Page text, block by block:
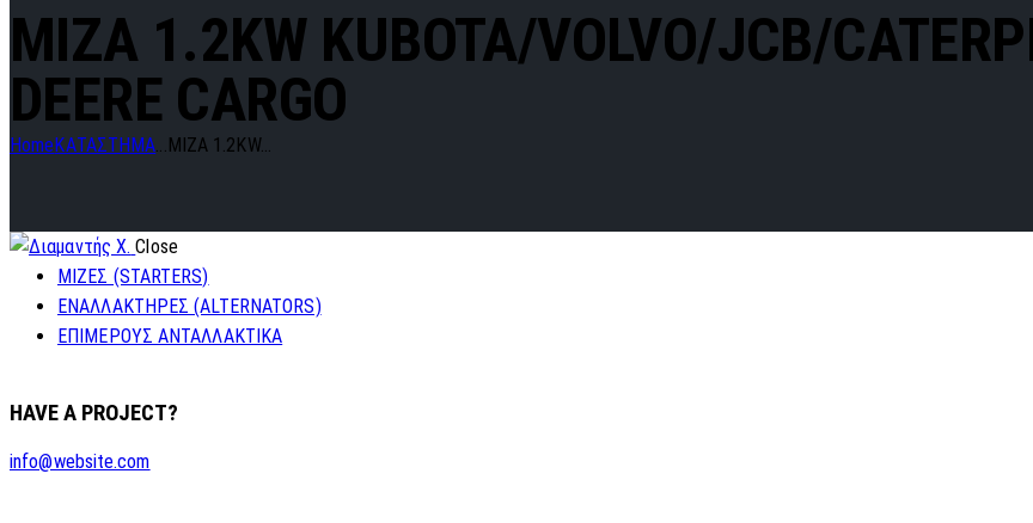
MIZA 1.2KW KUBOTA/VOLVO/JCB/
DEERE CARGO
Home ΚΑΤΑΣΤΗΜΑ... MIZA 1.2KW...
Close
ΜΙΖΕΣ (STARTERS)
ΕΝΑΛΛΑΚΤΗΡΕΣ (ALTERNATORS)
ΕΠΙΜΕΡΟΥΣ ΑΝΤΑΛΛΑΚΤΙΚΑ
HAVE A PROJECT?
info@website.com